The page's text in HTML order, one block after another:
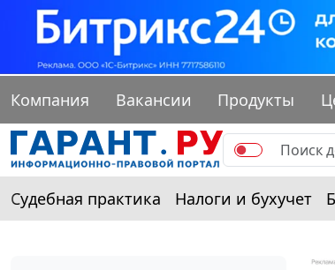
Компания Вакансии Продукты
Судебная практика Налоги и бухучет